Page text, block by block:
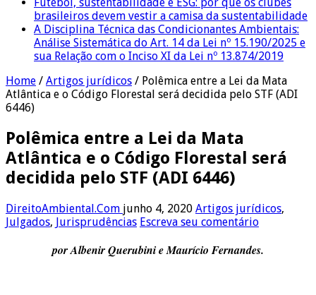
brasileiros devem vestir a camisa da sustentabilidade
A Disciplina Técnica das Condicionantes Ambientais:
Análise Sistemática do Art. 14 da Lei nº 15.190/2025 e
sua Relação com o Inciso XI da Lei nº 13.874/2019
Home / Artigos jurídicos / Polêmica entre a Lei da Mata
Atlântica e o Código Florestal será decidida pelo STF (ADI
6446)
Polêmica entre a Lei da Mata
Atlântica e o Código Florestal será
decidida pelo STF (ADI 6446)
DireitoAmbiental.Com junho 4, 2020 Artigos jurídicos,
Julgados, Jurisprudências Escreva seu comentário
por Albenir Querubini e Maurício Fernandes.